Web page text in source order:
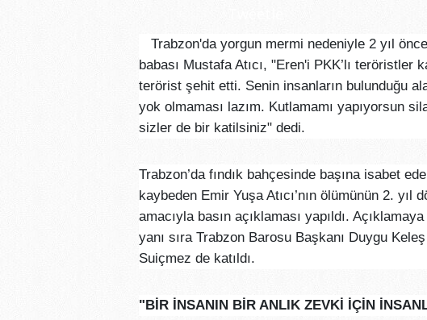
Trabzon'da yorgun mermi nedeniyle 2 yıl önce
babası Mustafa Atıcı, "Eren'i PKK’lı
terörist şehit etti. Senin insanların bulunduğu
yok olmaması lazım. Kutlamamı yapıyorsun
sizler de bir katilsiniz" dedi.
Trabzon’da fındık bahçesinde başına isabet
kaybeden Emir Yuşa Atıcı’nın ölümünün 2. yıl
amacıyla basın açıklaması yapıldı.
yanı sıra Trabzon Barosu Başkanı Duygu
Suiçmez de katıldı.
"BİR İNSANIN BİR ANLIK ZEVKİ İÇİN